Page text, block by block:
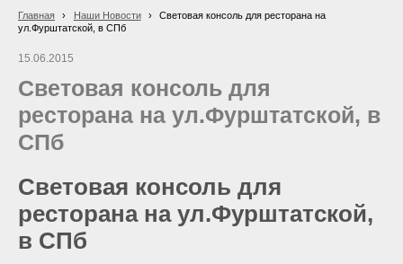
Главная › Наши Новости ›
Световая консоль для ресторана на
ул.Фурштатской, в СПб
15.06.2015
Световая консоль для
ресторана на ул.Фурштатской, в
СПб
Световая консоль для
ресторана на ул.Фурштатской,
в СПб